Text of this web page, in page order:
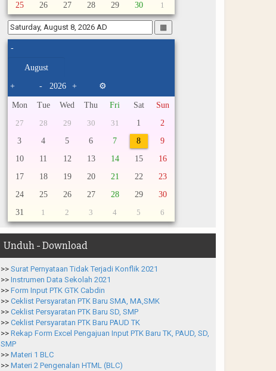
25
26 27 28 29 30 1
▦
-
+ - + ⚙
Mon Tue Wed Thu Fri Sat Sun
27 28 29 30 31 1
2
3
4 5 6 7 8
9
10
11 12 13 14 15
16
17
18 19 20 21 22
23
24
25 26 27 28 29
30
31
1 2 3 4 5 6
Unduh - Download
>> Surat Pernyataan Tidak Terjadi Konflik 2021
>> Instrumen Data Sekolah 2021
>> Form Input PTK GTK Cabdin
>> Ceklist Persyaratan PTK Baru SMA, MA,SMK
>> Ceklist Persyaratan PTK Baru SD, SMP
>> Ceklist Persyaratan PTK Baru PAUD TK
>> Rekap Form Excel Pengajuan Input PTK Baru TK, PAUD, SD,
SMP
>> Materi 1 BLC
>> Materi 2 Pengenalan HTML (BLC)